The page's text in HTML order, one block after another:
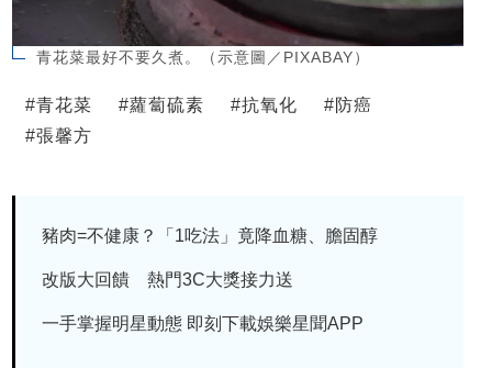
青花菜最好不要久煮。（示意圖／PIXABAY）
#青花菜 #蘿蔔硫素 #抗氧化 #防癌
#張馨方
豬肉=不健康？「1吃法」竟降血糖、膽固醇
改版大回饋 熱門3C大獎接力送
一手掌握明星動態 即刻下載娛樂星聞APP